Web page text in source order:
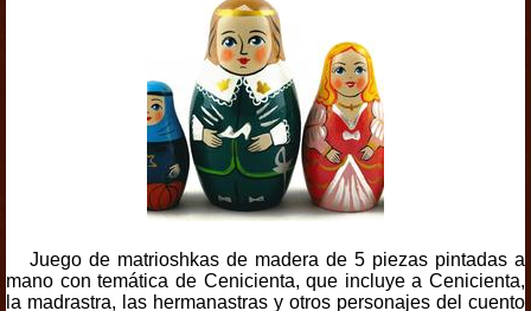
Juego de matrioshkas de madera de 5 piezas pintadas a
mano con temática de Cenicienta, que incluye a Cenicienta,
la madrastra, las hermanastras y otros personajes del cuento